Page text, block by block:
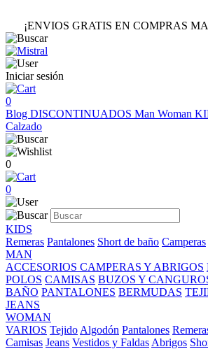
¡ENVIOS GRATIS EN COMPRAS
Iniciar sesión
0
Blog DISCONTINUADOS Man Woman
Calzado
0
0
KIDS
Remeras Pantalones Short de baño Camperas
MAN
ACCESORIOS CAMPERAS Y ABRIGOS
POLOS CAMISAS BUZOS Y
BAÑO PANTALONES BERMUDAS
JEANS
WOMAN
VARIOS Tejido Algodón Pantalones
Camisas Jeans Vestidos y Faldas Abrigos